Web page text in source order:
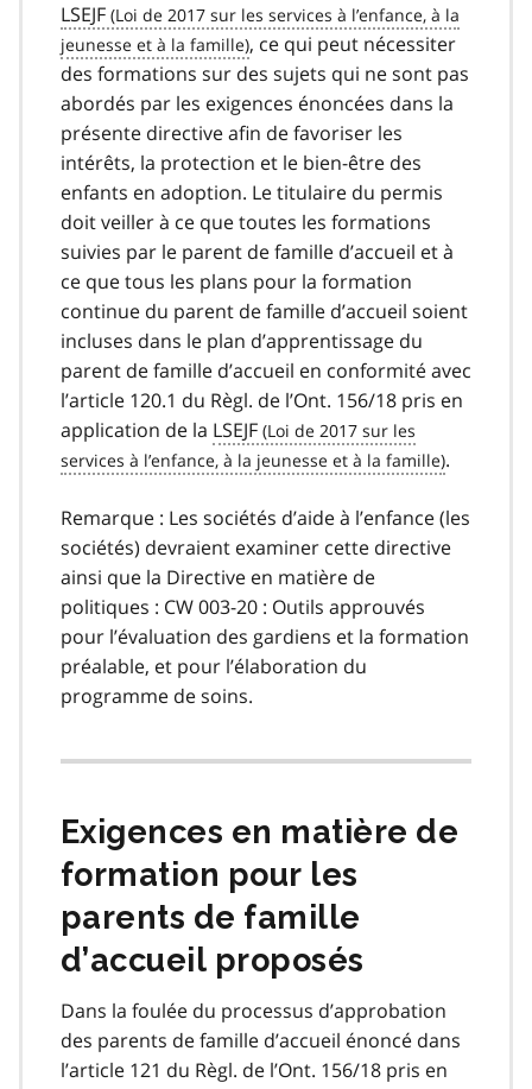
LSEJF
, ce qui peut nécessiter
des formations sur des sujets qui ne sont pas
abordés par les exigences énoncées dans la
présente directive afin de favoriser les
intérêts, la protection et le bien-être des
enfants en adoption. Le titulaire du permis
doit veiller à ce que toutes les formations
suivies par le parent de famille d’accueil et à
ce que tous les plans pour la formation
continue du parent de famille d’accueil soient
incluses dans le plan d’apprentissage du
parent de famille d’accueil en conformité avec
l’article 120.1 du Règl. de l’Ont. 156/18 pris en
application de la LSEJF
.
Remarque : Les sociétés d’aide à l’enfance (les
sociétés) devraient examiner cette directive
ainsi que la Directive en matière de
politiques : CW 003-20 : Outils approuvés
pour l’évaluation des gardiens et la formation
préalable, et pour l’élaboration du
programme de soins.
Exigences en matière de
formation pour les
parents de famille
d’accueil proposés
Dans la foulée du processus d’approbation
des parents de famille d’accueil énoncé dans
l’article 121 du Règl. de l’Ont. 156/18 pris en